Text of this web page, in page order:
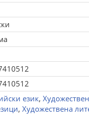
език,
, Художествена